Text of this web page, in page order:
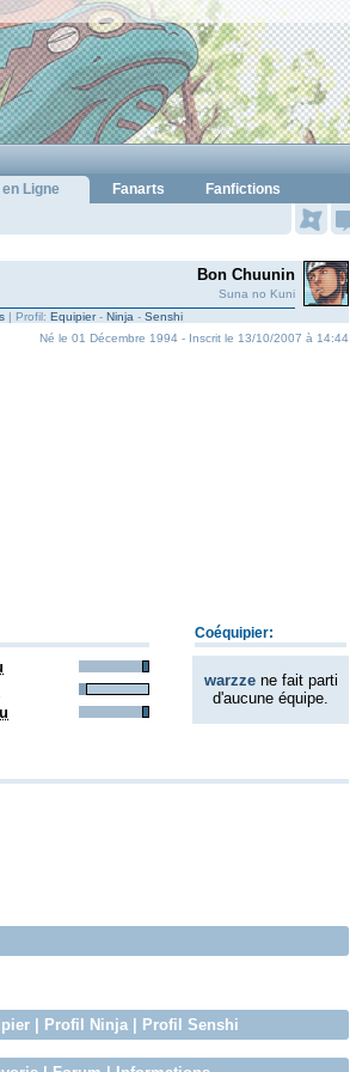
Ligne Fanarts
Fanfictions
Bon Chuunin
Suna no Kuni
| Profil: Equipier- Ninja - Senshi
Né le 01 Décembre 1994 - Inscrit le 13/10/2007 à 14:44
Coéquipier:
warzzene fait parti
d'aucune équipe.
Profil Ninja| Profil Senshi